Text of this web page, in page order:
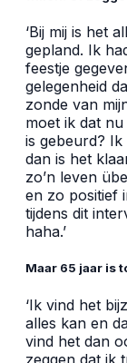
‘Bij mij is het
gepland. Ik
feestje
gelegenheid
zonde van
moet ik dat
is gebeurd?
dan is het
zo’n leven
en zo positief
tijdens dit
haha.’
Maar 65 jaar is
‘Ik vind het
alles kan en
vind het dan
zeggen dat ik